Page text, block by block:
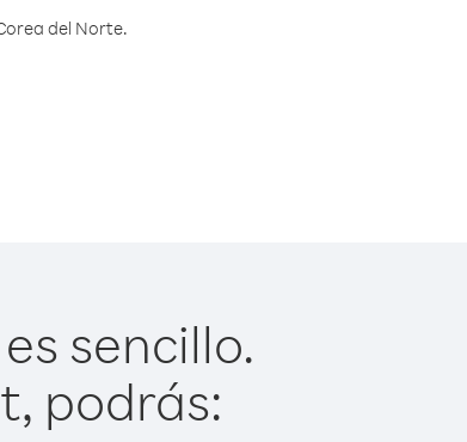
del Norte.
sencillo.
podrás: